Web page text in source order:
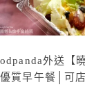
外送【
質早午餐│可